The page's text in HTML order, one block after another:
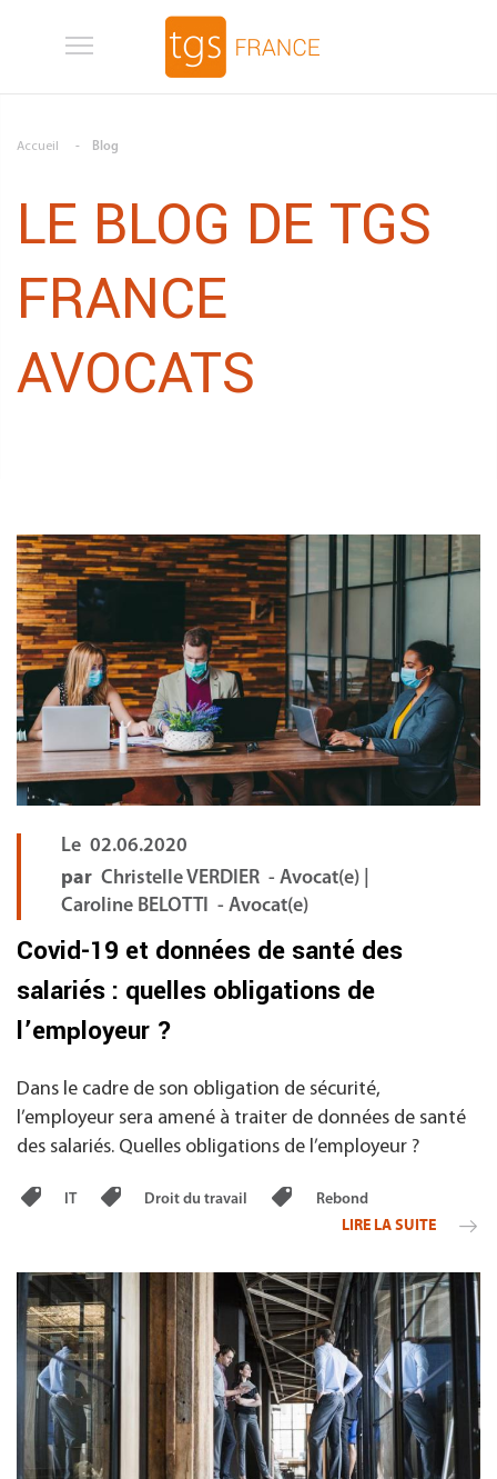
Accueil Blog
LE BLOG DE TGS
FRANCE
AVOCATS
Le 02.06.2020
par Christelle VERDIER - Avocat(e) |
Caroline BELOTTI - Avocat(e)
Covid-19 et données de santé des
salariés : quelles obligations de
l’employeur ?
Dans le cadre de son obligation de sécurité,
l’employeur sera amené à traiter de données de santé
des salariés. Quelles obligations de l’employeur ?
IT Droit du travail Rebond
LIRE LA SUITE